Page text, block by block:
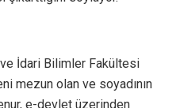
İdari Bilimler Fakültesi
mezun olan ve soyadının
e-devlet üzerinden